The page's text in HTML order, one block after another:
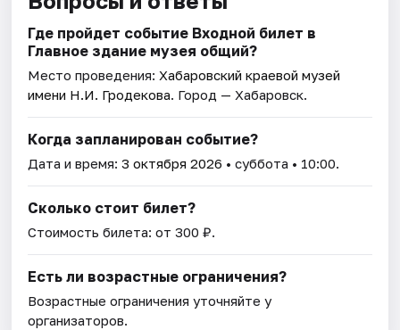
Где пройдет событие Входной билет в
Главное здание музея общий?
Место проведения:Хабаровский краевой музей
имени Н.И. Гродекова. Город — Хабаровск.
Когда запланирован событие?
Дата и время:3 октября 2026 • суббота • 10:00.
Сколько стоит билет?
Стоимость билета: от 300 ₽.
Есть ли возрастные ограничения?
Возрастные ограничения уточняйте у
организаторов.